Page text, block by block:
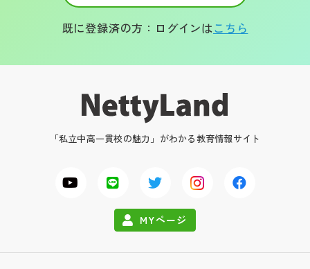
既に登録済の方：ログインはこちら
「私立中高一貫校の魅力」がわかる教育情報サイト
MYページ